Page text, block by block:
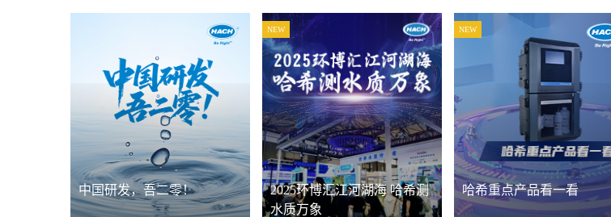
中国研发，吾二零！
2025环博汇江河湖海 哈希测
水质万象
NEW
哈希重点产品看一看
NEW